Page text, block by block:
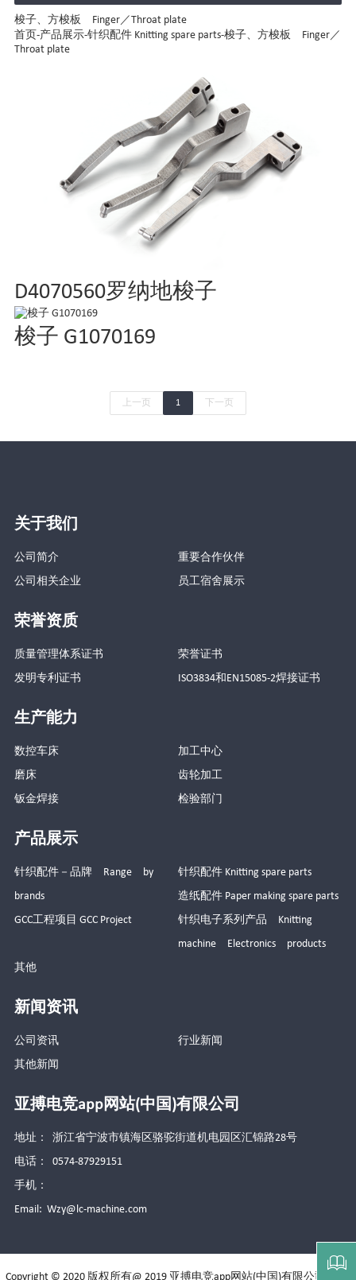
梭子、方梭板 Finger／Throat plate
首页-产品展示-针织配件 Knitting spare parts-梭子、方梭板 Finger／
Throat plate
D4070560罗纳地梭子
梭子 G1070169
上一页 1 下一页
关于我们
公司简介
重要合作伙伴
公司相关企业
员工宿舍展示
荣誉资质
质量管理体系证书
荣誉证书
发明专利证书
ISO3834和EN15085-2焊接证书
生产能力
数控车床
加工中心
磨床
齿轮加工
钣金焊接
检验部门
产品展示
针织配件－品牌 Range by
brands
针织配件 Knitting spare parts
造纸配件 Paper making spare parts
GCC工程项目 GCC Project
针织电子系列产品 Knitting
machine Electronics products
其他
新闻资讯
公司资讯
行业新闻
其他新闻
亚搏电竞app网站(中国)有限公司
地址： 浙江省宁波市镇海区骆驼街道机电园区汇锦路28号
电话： 0574-87929151
手机：
Email: Wzy@lc-machine.com
Copyright © 2020 版权所有@ 2019 亚搏电竞app网站(中国)有限公司
